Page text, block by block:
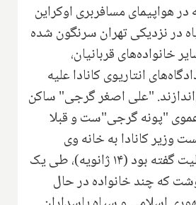
هواپیمای مسافربری اوکراین
در نزدیکی تهران سرنگون شده
خانواده‌های قربانیان،
انتاریوی کانادا علیه
"علی اصغر گرجی" ساکن
عموی "پونه گرجی"ست و قبلا
وزیر کانادا به خانه وی
مراجعه کرده و تسلیت گفته بود (۱۴ ژانویه)، طی یک
که چند خانواده در حال